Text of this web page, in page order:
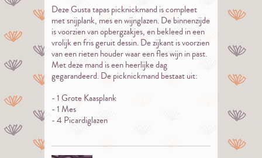
Deze Gusta tapas picknickmand is compleet
met snijplank, mes en wijnglazen. De binnenzijde
is voorzien van opbergzakjes, en bekleed in een
vrolijk en fris geruit dessin. De zijkant is voorzien
van een rieten houder waar een fles wijn in past.
Met deze mand is een heerlijke dag
gegarandeerd. De picknickmand bestaat uit:
- 1 Grote Kaasplank
- 1 Mes
- 4 Picardiglazen